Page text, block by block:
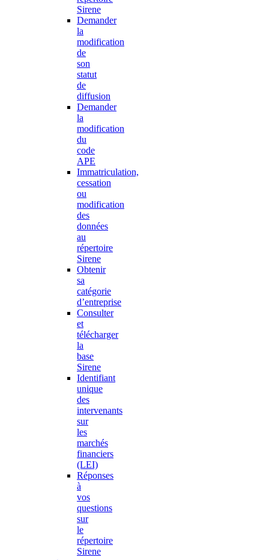
Sirene
Demander
la
modification
de
son
statut
de
diffusion
Demander
la
modification
du
code
APE
Immatriculation,
cessation
ou
modification
des
données
au
répertoire
Sirene
Obtenir
sa
catégorie
d’entreprise
Consulter
et
télécharger
la
base
Sirene
Identifiant
unique
des
intervenants
sur
les
marchés
financiers
(LEI)
Réponses
à
vos
questions
sur
le
répertoire
Sirene